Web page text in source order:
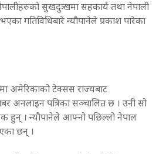
सुखदुःखमा सहकार्य तथा नेपाली
गतिविधिबारे न्यौपानेले प्रकाश पारेका
अमेरिकाको टेक्सस राज्यबाट
अनलाइन पत्रिका सञ्चालित छ । उनी सो
हुन् । न्यौपानेले आफ्नो पछिल्लो नेपाल
छन् ।